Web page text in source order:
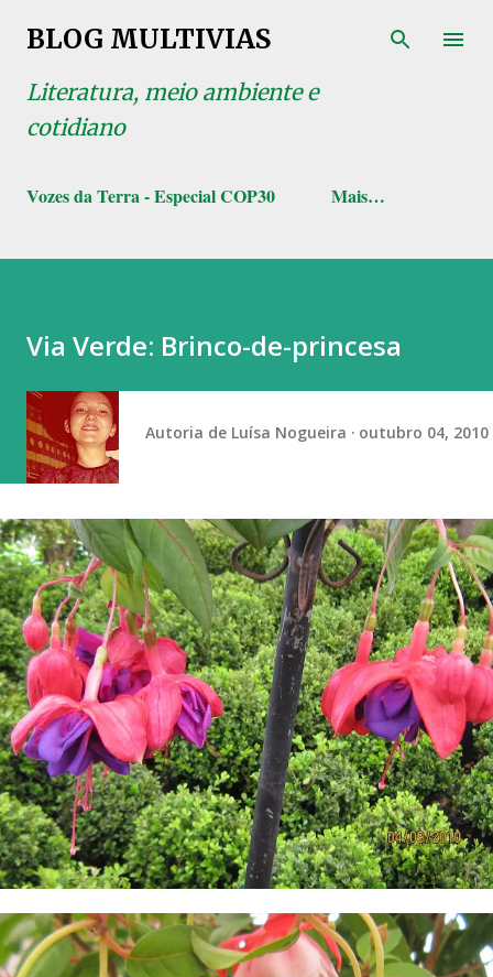
Pular para o conteúdo principal
BLOG MULTIVIAS
Literatura, meio ambiente e
cotidiano
Vozes da Terra - Especial COP30 Mais…
Via Verde: Brinco-de-princesa
Autoria de Luísa Nogueira outubro 04, 2010